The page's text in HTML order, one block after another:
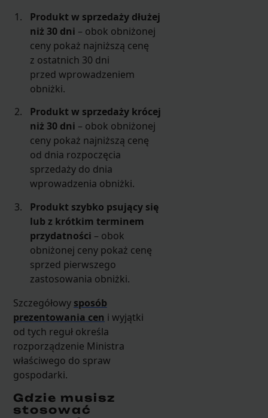
Produkt w sprzedaży dłużej
niż 30 dni – obok obniżonej
ceny pokaż najniższą cenę
z ostatnich 30 dni
przed wprowadzeniem
obniżki.
Produkt w sprzedaży krócej
niż 30 dni – obok obniżonej
ceny pokaż najniższą cenę
od dnia rozpoczęcia
sprzedaży do dnia
wprowadzenia obniżki.
Produkt szybko psujący się
lub z krótkim terminem
przydatności – obok
obniżonej ceny pokaż cenę
sprzed pierwszego
zastosowania obniżki.
Szczegółowy sposób
prezentowania cen i wyjątki
od tych reguł określa
rozporządzenie Ministra
właściwego do spraw
gospodarki.
Gdzie musisz
stosować